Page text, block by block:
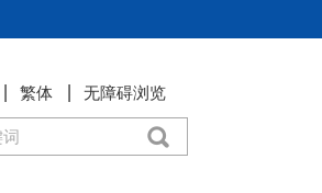
繁体 无障碍浏览